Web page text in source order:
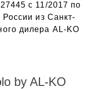
с 11/2017 по
из Санкт-
дилера AL-KO
by AL-KO